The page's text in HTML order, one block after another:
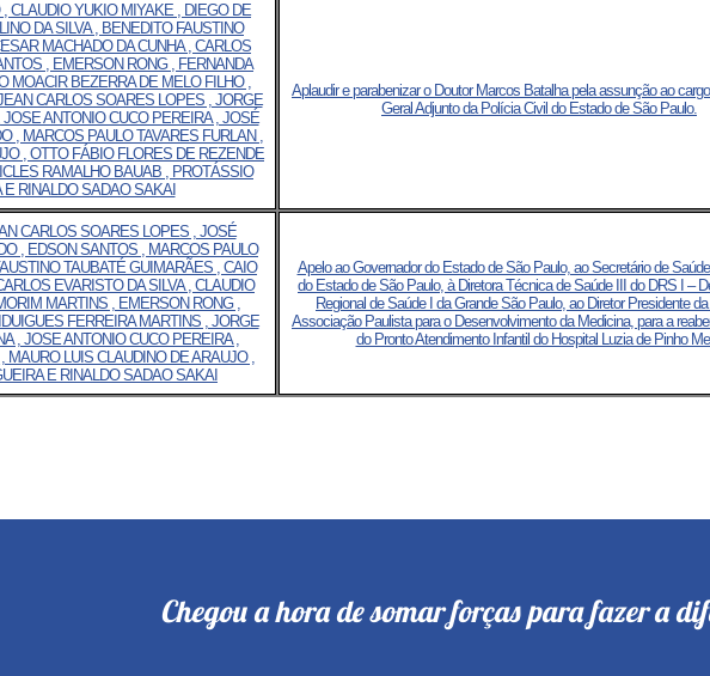
CLAUDIO YUKIO MIYAKE , DIEGO DE
DA SILVA , BENEDITO FAUSTINO
MACHADO DA CUNHA , CARLOS
, EMERSON RONG , FERNANDA
MOACIR BEZERRA DE MELO FILHO ,
CARLOS SOARES LOPES , JORGE
ANTONIO CUCO PEREIRA , JOSÉ
, MARCOS PAULO TAVARES FURLAN ,
, OTTO FÁBIO FLORES DE REZENDE
RAMALHO BAUAB , PROTÁSSIO
E RINALDO SADAO SAKAI
Aplaudir e parabenizar o Doutor Marcos Batalha pela assunção ao
Geral Adjunto da Polícia Civil do Estado de São Paulo.
CARLOS SOARES LOPES , JOSÉ
, EDSON SANTOS , MARCOS PAULO
TAUBATÉ GUIMARÃES , CAIO
EVARISTO DA SILVA , CLAUDIO
MARTINS , EMERSON RONG ,
FERREIRA MARTINS , JORGE
, JOSE ANTONIO CUCO PEREIRA ,
MAURO LUIS CLAUDINO DE ARAUJO ,
E RINALDO SADAO SAKAI
Apelo ao Governador do Estado de São Paulo, ao Secretário de
do Estado de São Paulo, à Diretora Técnica de Saúde III do DRS I –
Regional de Saúde I da Grande São Paulo, ao Diretor Presidente
Associação Paulista para o Desenvolvimento da Medicina, para a
do Pronto Atendimento Infantil do Hospital Luzia de Pinho
Chegou a hora de somar forças para fazer a